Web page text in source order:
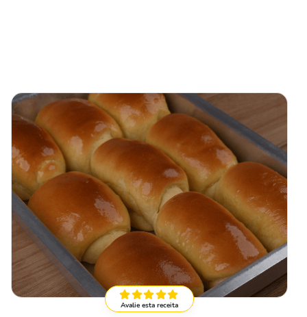
Avalie esta receita